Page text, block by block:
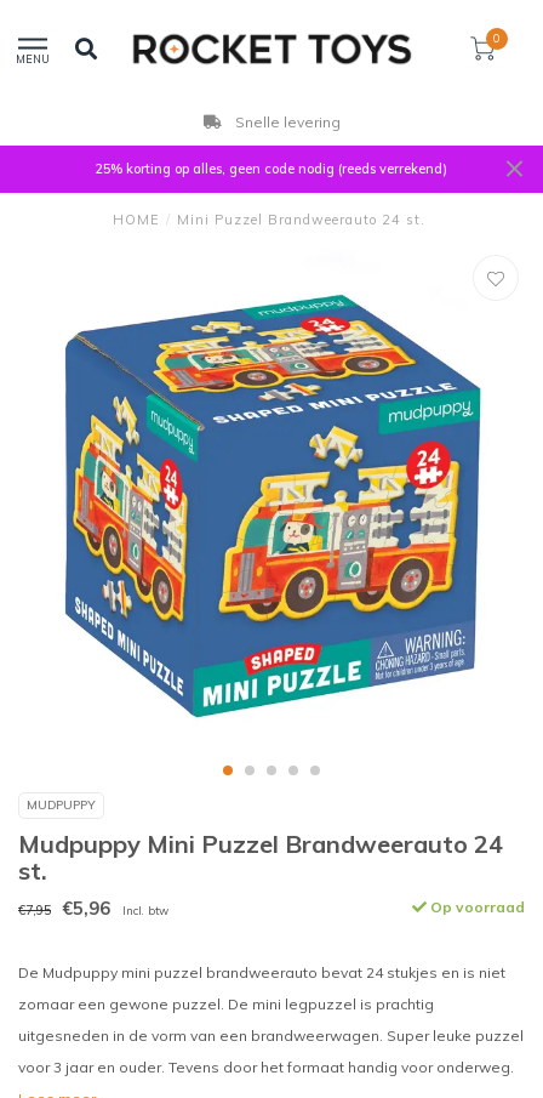
MENU
0
Snelle levering
25% korting op alles, geen code nodig (reeds verrekend)
HOME / Mini Puzzel Brandweerauto 24 st.
MUDPUPPY
Mudpuppy Mini Puzzel Brandweerauto 24
st.
€7,95 €5,96 Incl. btw Op voorraad
De Mudpuppy mini puzzel brandweerauto bevat 24 stukjes en is niet
zomaar een gewone puzzel. De mini legpuzzel is prachtig
uitgesneden in de vorm van een brandweerwagen. Super leuke puzzel
voor 3 jaar en ouder. Tevens door het formaat handig voor onderweg.